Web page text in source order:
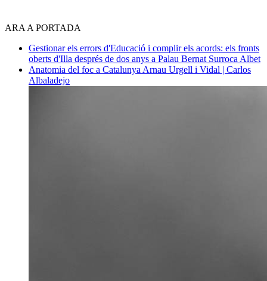
ARA A PORTADA
Gestionar els errors d'Educació i complir els acords: els fronts
oberts d'Illa després de dos anys a Palau Bernat Surroca Albet
Anatomia del foc a Catalunya Arnau Urgell i Vidal | Carlos
Albaladejo